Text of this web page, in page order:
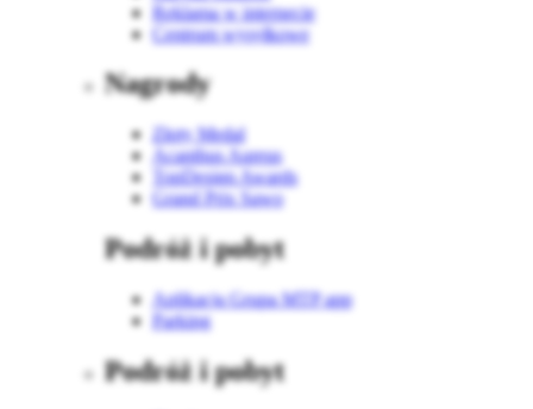
Reklama w internecie
Centrum wysyłkowe
Nagrody
Złoty Medal
Acanthus Aureus
TopDesign Awards
Grand Prix Sawo
Podróż i pobyt
Aplikacja Grupa MTP app
Parking
Podróż i pobyt